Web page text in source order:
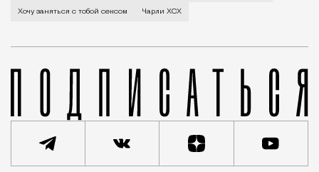
Хочу заняться с тобой сексом Чарли XCX